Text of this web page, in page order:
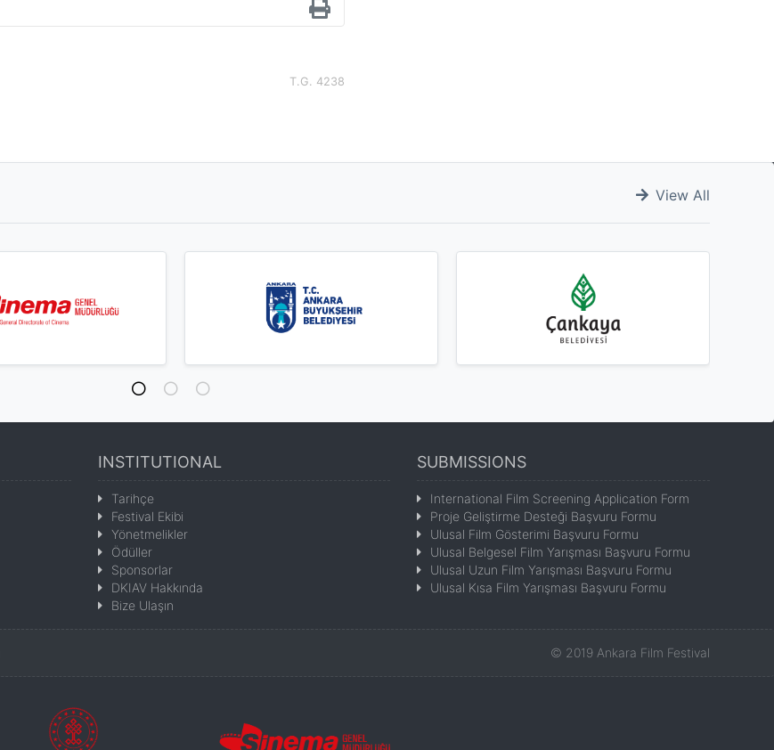
T.G. 4238
View All
INSTITUTIONAL
Tarihçe
Festival Ekibi
Yönetmelikler
Ödüller
Sponsorlar
DKIAV Hakkında
Bize Ulaşın
SUBMISSIONS
International Film Screening Application Form
Proje Geliştirme Desteği Başvuru Formu
Ulusal Film Gösterimi Başvuru Formu
Ulusal Belgesel Film Yarışması Başvuru Formu
Ulusal Uzun Film Yarışması Başvuru Formu
Ulusal Kısa Film Yarışması Başvuru Formu
© 2019 Ankara Film Festival